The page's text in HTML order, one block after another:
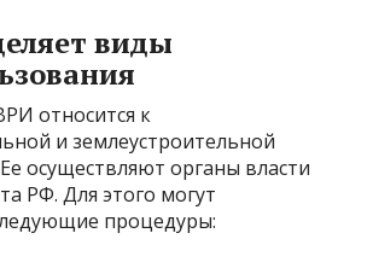
виды
относится к
и землеустроительной
осуществляют органы власти
РФ. Для этого могут
процедуры: